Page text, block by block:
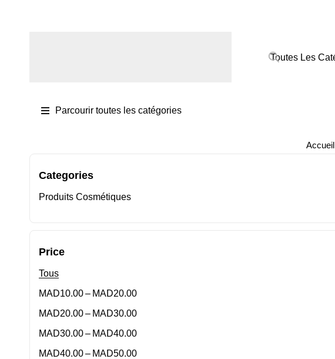
Parcourir toutes les catégories
Accueil
Categories
Produits Cosmétiques
Price
Tous
MAD10.00– MAD20.00
MAD20.00– MAD30.00
MAD30.00– MAD40.00
MAD40.00– MAD50.00